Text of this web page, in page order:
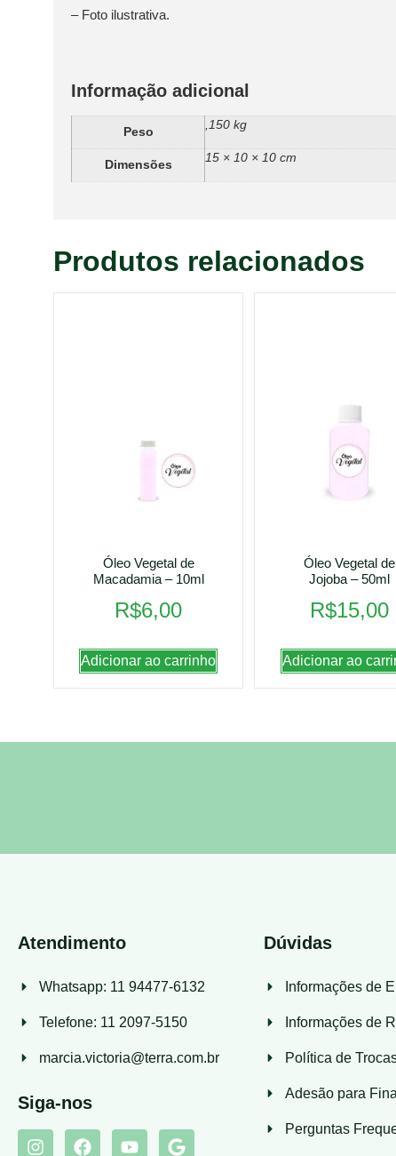
– Foto ilustrativa.
Informação adicional
Peso
,150 kg
Dimensões
15 × 10 × 10 cm
Produtos relacionados
Óleo Vegetal de
Macadamia – 10ml
R$6,00
Adicionar ao carrinho
Óleo Vegetal de
Jojoba – 50ml
R$15,00
Adicionar ao
Atendimento
Whatsapp: 11 94477-6132
Telefone: 11 2097-5150
marcia.victoria@terra.com.br
Siga-nos
Dúvidas
Informações de
Informações de
Política de
Adesão para
Perguntas